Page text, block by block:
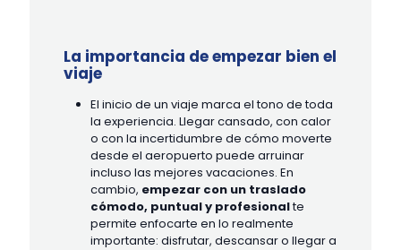
La importancia de empezar bien el
viaje
El inicio de un viaje marca el tono de toda
la experiencia. Llegar cansado, con calor
o con la incertidumbre de cómo moverte
desde el aeropuerto puede arruinar
incluso las mejores vacaciones. En
cambio, empezar con un traslado
cómodo, puntual y profesionalte
permite enfocarte en lo realmente
importante: disfrutar, descansar o llegar a